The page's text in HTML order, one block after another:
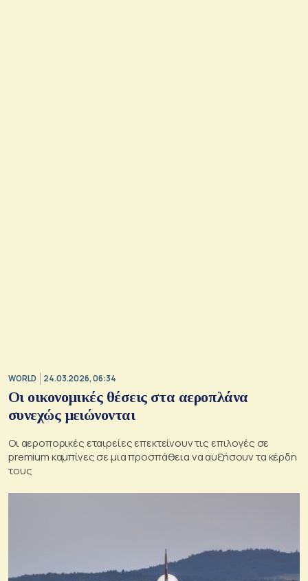
WORLD 24.03.2026, 06:34
Οι οικονομικές θέσεις στα αεροπλάνα
συνεχώς μειώνονται
Οι αεροπορικές εταιρείες επεκτείνουν τις επιλογές σε
premium καμπίνες σε μια προσπάθεια να αυξήσουν τα κέρδη
τους